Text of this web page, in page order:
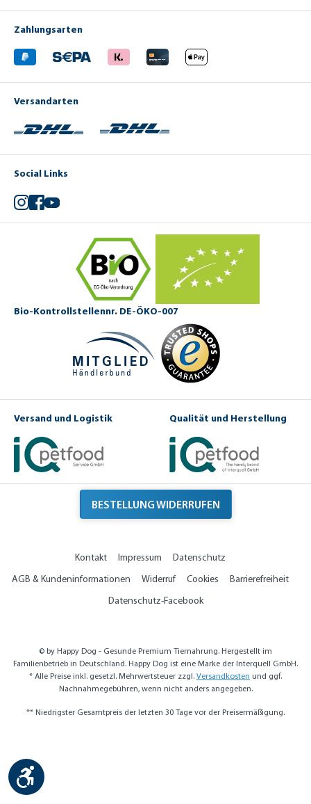
Zahlungsarten
Versandarten
Social Links
Instagram
Facebook
YouTube
Bio-Kontrollstellennr. DE-ÖKO-007
Versand und Logistik Qualität und Herstellung
BESTELLUNG WIDERRUFEN
Kontakt Impressum
Datenschutz
AGB & Kundeninformationen
Widerruf Cookies
Barrierefreiheit
Datenschutz-Facebook
© by Happy Dog - Gesunde Premium Tiernahrung. Hergestellt im
Familienbetrieb in Deutschland. Happy Dog ist eine Marke der Interquell GmbH.
* Alle Preise inkl. gesetzl. Mehrwertsteuer zzgl. Versandkosten und ggf.
Nachnahmegebühren, wenn nicht anders angegeben.
** Niedrigster Gesamtpreis der letzten 30 Tage vor der Preisermäßigung.
Werkzeugleiste anzeigen